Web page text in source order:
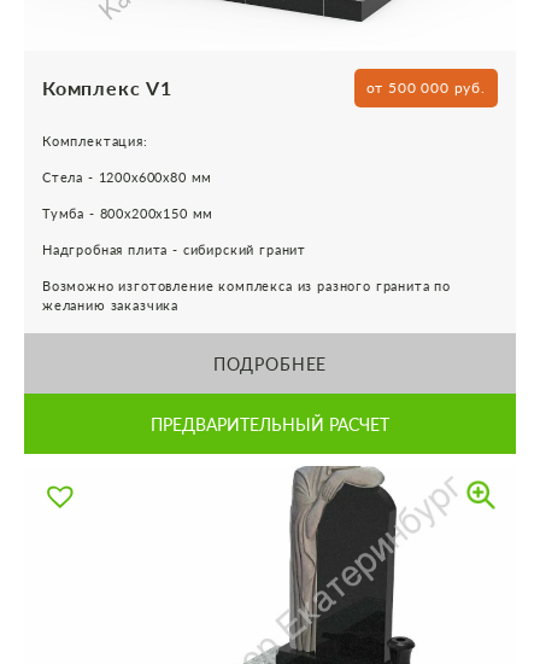
Комплекс V1 от 500 000 руб.
Комплектация:
Стела - 1200х600х80 мм
Тумба - 800х200х150 мм
Надгробная плита - сибирский гранит
Возможно изготовление комплекса из разного гранита по
желанию заказчика
ПОДРОБНЕЕ
ПРЕДВАРИТЕЛЬНЫЙ РАСЧЕТ